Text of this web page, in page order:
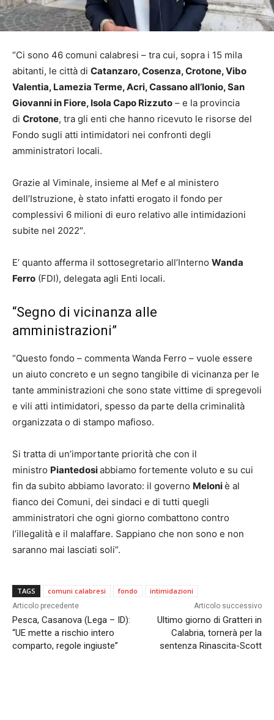
“Ci sono 46 comuni calabresi – tra cui, sopra i 15 mila
abitanti, le città di Catanzaro, Cosenza, Crotone, Vibo
Valentia, Lamezia Terme, Acri, Cassano all’Ionio, San
Giovanni in Fiore, Isola Capo Rizzuto – e la provincia
di Crotone, tra gli enti che hanno ricevuto le risorse del
Fondo sugli atti intimidatori nei confronti degli
amministratori locali.
Grazie al Viminale, insieme al Mef e al ministero
dell’Istruzione, è stato infatti erogato il fondo per
complessivi 6 milioni di euro relativo alle intimidazioni
subite nel 2022″.
E’ quanto afferma il sottosegretario all’Interno Wanda
Ferro (FDI), delegata agli Enti locali.
“Segno di vicinanza alle
amministrazioni”
“Questo fondo – commenta Wanda Ferro – vuole essere
un aiuto concreto e un segno tangibile di vicinanza per le
tante amministrazioni che sono state vittime di spregevoli
e vili atti intimidatori, spesso da parte della criminalità
organizzata o di stampo mafioso.
Si tratta di un’importante priorità che con il
ministro Piantedosiabbiamo fortemente voluto e su cui
fin da subito abbiamo lavorato: il governo Meloniè al
fianco dei Comuni, dei sindaci e di tutti quegli
amministratori che ogni giorno combattono contro
l’illegalità e il malaffare. Sappiano che non sono e non
saranno mai lasciati soli”.
TAGS comuni calabresi fondo intimidazioni
Articolo precedente
Pesca, Casanova (Lega – ID):
“UE mette a rischio intero
comparto, regole ingiuste”
Articolo successivo
Ultimo giorno di Gratteri in
Calabria, tornerà per la
sentenza Rinascita-Scott